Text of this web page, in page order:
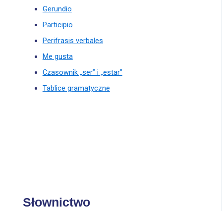
Gerundio
Participio
Perifrasis verbales
Me gusta
Czasownik „ser” i „estar”
Tablice gramatyczne
Słownictwo